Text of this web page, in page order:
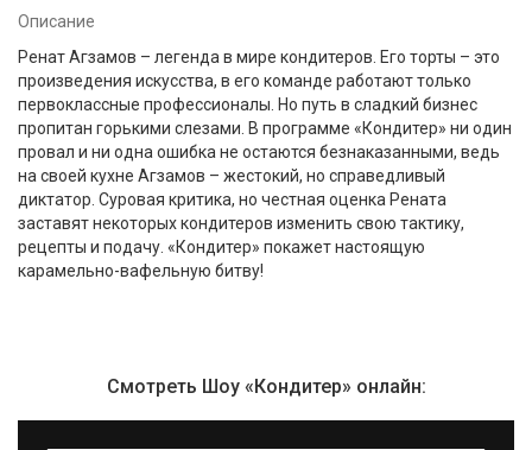
Описание
Ренат Агзамов – легенда в мире кондитеров. Его торты – это
произведения искусства, в его команде работают только
первоклассные профессионалы. Но путь в сладкий бизнес
пропитан горькими слезами. В программе «Кондитер» ни один
провал и ни одна ошибка не остаются безнаказанными, ведь
на своей кухне Агзамов – жестокий, но справедливый
диктатор. Суровая критика, но честная оценка Рената
заставят некоторых кондитеров изменить свою тактику,
рецепты и подачу. «Кондитер» покажет настоящую
карамельно-вафельную битву!
Смотреть Шоу «Кондитер» онлайн: